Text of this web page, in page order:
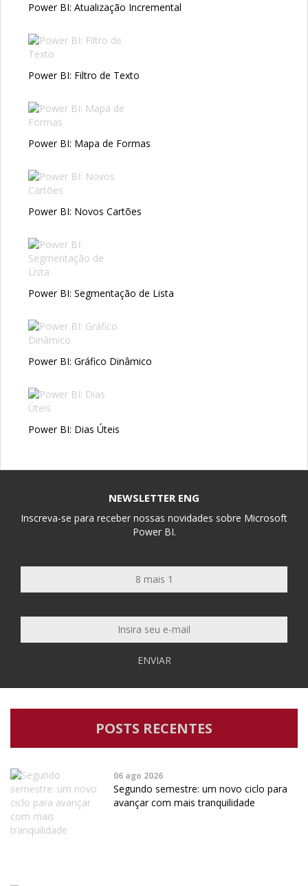
Power BI: Atualização Incremental
Power BI: Filtro de Texto
Power BI: Mapa de Formas
Power BI: Novos Cartões
Power BI: Segmentação de Lista
Power BI: Gráfico Dinâmico
Power BI: Dias Úteis
NEWSLETTER ENG
Inscreva-se para receber nossas novidades sobre Microsoft
Power BI.
ENVIAR
POSTS RECENTES
06 ago 2026
Segundo semestre: um novo ciclo para
avançar com mais tranquilidade